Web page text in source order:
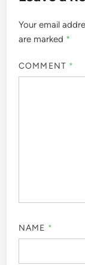
Your email
are marked *
COMMENT *
NAME *